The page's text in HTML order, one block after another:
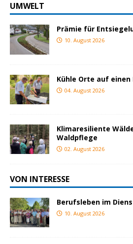
UMWELT
Prämie für
10. August 2026
Kühle Orte auf einen
04. August 2026
Klimaresiliente
Waldpflege
02. August 2026
VON INTERESSE
Berufsleben im
10. August 2026